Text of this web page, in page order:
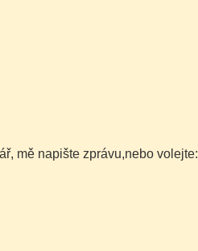
mě napište zprávu,nebo volejte: